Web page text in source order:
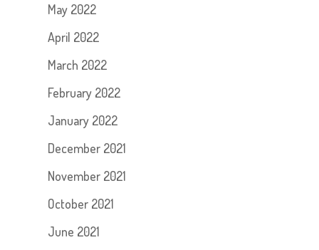
May 2022
April 2022
March 2022
February 2022
January 2022
December 2021
November 2021
October 2021
June 2021